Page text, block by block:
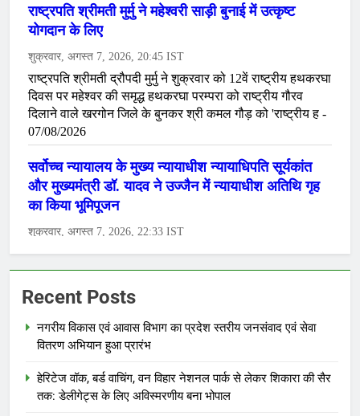
Recent Posts
नगरीय विकास एवं आवास विभाग का प्रदेश स्तरीय जनसंवाद एवं सेवा
वितरण अभियान हुआ प्रारंभ
हेरिटेज वॉक, बर्ड वाचिंग, वन विहार नेशनल पार्क से लेकर शिकारा की सैर
तक: डेलीगेट्स के लिए अविस्मरणीय बना भोपाल